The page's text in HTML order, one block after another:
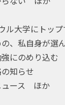
大学にトップ
、私自身が選
にのめり込む
知らせ
ュース ほか